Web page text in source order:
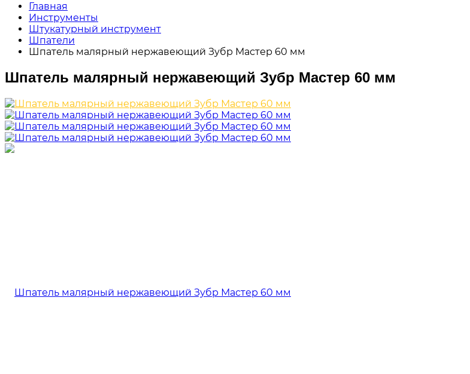
Главная
Инструменты
Штукатурный инструмент
Шпатели
Шпатель малярный нержавеющий Зубр Мастер 60 мм
Шпатель малярный нержавеющий Зубр Мастер 60 мм